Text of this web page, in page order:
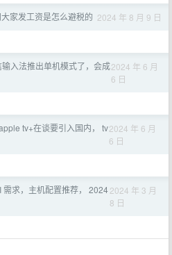
家发工资是怎么避税的 2024 年 8 月 9 日
输入法推出单机模式了，会成2024 年 6 月
6 日
tv+在谈要引入国内， tv2024 年 6 月
6 日
需求，主机配置推荐， 20242024 年 3 月
8 日